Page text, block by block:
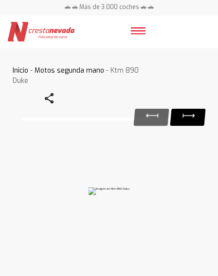
🚗 🚗 Más de 3.000 coches 🚗 🚗
Inicio -Motos segunda mano - Ktm 890
Duke
Share